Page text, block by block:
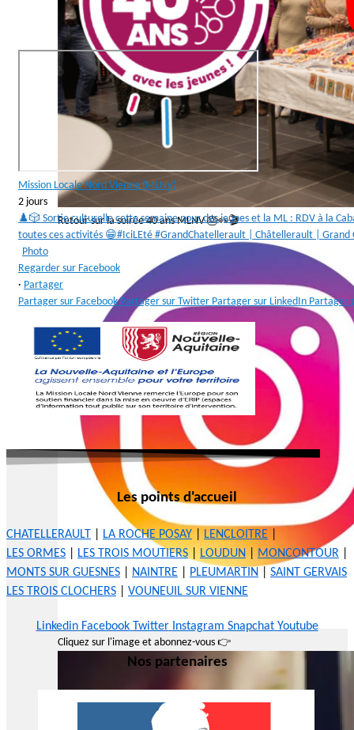
Retour sur la soirée 40 ans MLNV 🎂👀🎬
Cliquez sur l'image et abonnez-vous 👉
Mission Locale Nord Vienne (MLNV)
2 jours
♟️🎲 Sortie culturelle cette semaine pour des jeunes et la ML : RDV à la
toutes ces activités 😁#IciLEté #GrandChatellerault | Châtellerault |
Photo
Regarder sur Facebook
· Partager
Partager sur Facebook Partager sur Twitter Partager sur LinkedIn Partager
Les points d'accueil
CHATELLERAULT LA ROCHE POSAY LENCLOITRE
LES ORMES
LES TROIS MOUTIERS LOUDUN MONCONTOUR
MONTS SUR GUESNES
NAINTRE PLEUMARTIN
SAINT GERVAIS
LES TROIS CLOCHERS
VOUNEUIL SUR VIENNE
Linkedin Facebook Twitter Instagram Snapchat Youtube
Nos partenaires